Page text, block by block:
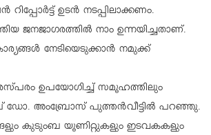
റിപ്പോര്‍ട്ട് ഉടന്‍ നടപ്പിലാക്കണം.
ജനജാഗരത്തില്‍ നാം ഉന്നയിച്ചതാണ്.
നേടിയെടുക്കാന്‍ നമുക്ക്
ഉപയോഗിച്ച് സമൂഹത്തിലും
ഡോ. അംബ്രോസ് പുത്തന്‍വീട്ടില്‍ പറഞ്ഞു.
കുടുംബ യൂണിറ്റുകളും ഇടവകകളും